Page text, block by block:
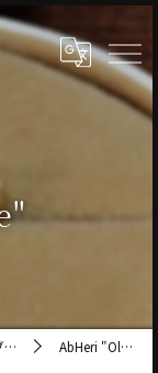
AbHeri "Olive"